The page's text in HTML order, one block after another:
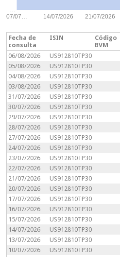
07/07… 14/07/2026 21/07/2026
Fecha de
consulta
ISIN
Código
BVM
06/08/2026
US912810TP30
05/08/2026
US912810TP30
04/08/2026
US912810TP30
03/08/2026
US912810TP30
31/07/2026
US912810TP30
30/07/2026
US912810TP30
29/07/2026
US912810TP30
28/07/2026
US912810TP30
27/07/2026
US912810TP30
24/07/2026
US912810TP30
23/07/2026
US912810TP30
22/07/2026
US912810TP30
21/07/2026
US912810TP30
20/07/2026
US912810TP30
17/07/2026
US912810TP30
16/07/2026
US912810TP30
15/07/2026
US912810TP30
14/07/2026
US912810TP30
13/07/2026
US912810TP30
10/07/2026
US912810TP30